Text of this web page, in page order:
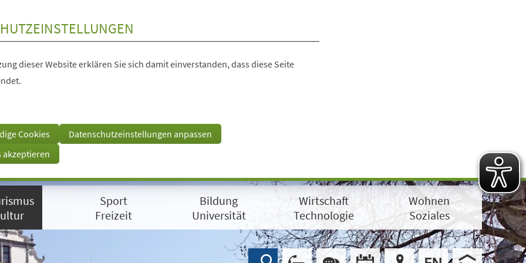
dieser Website erklären Sie sich damit einverstanden, dass diese Seite
Cookies
Datenschutzeinstellungen anpassen
akzeptieren
Sport
Freizeit
Bildung
Universität
Wirtschaft
Technologie
Wohnen
Soziales